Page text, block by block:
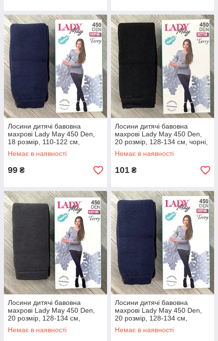
Лосини дитячі бавовна
махрові Lady May 450 Den,
18 розмір, 110-122 см,
темно-сині, 07582
Немає в наявності
99 ₴
Лосини дитячі бавовна
махрові Lady May 450 Den,
20 розмір, 128-134 см, чорні,
07583
Немає в наявності
101 ₴
Лосини дитячі бавовна
махрові Lady May 450 Den,
20 розмір, 128-134 см,
темно-сірі, 07584
Немає в наявності
Лосини дитячі бавовна
махрові Lady May 450 Den,
20 розмір, 128-134 см,
темно-сині, 07585
Немає в наявності